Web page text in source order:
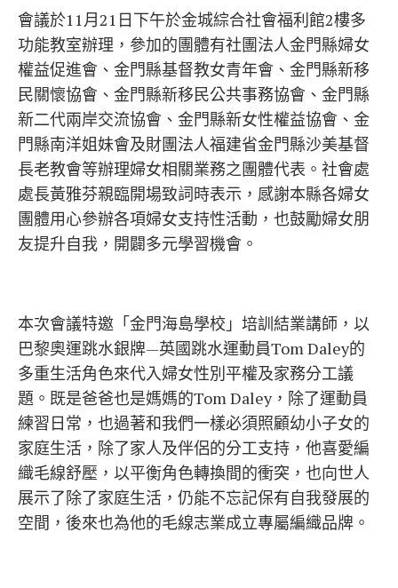
會議於11月21日下午於金城綜合社會福利館2樓多
功能教室辦理，參加的團體有社團法人金門縣婦女
權益促進會、金門縣基督教女青年會、金門縣新移
民關懷協會、金門縣新移民公共事務協會、金門縣
新二代兩岸交流協會、金門縣新女性權益協會、金
門縣南洋姐妹會及財團法人福建省金門縣沙美基督
長老教會等辦理婦女相關業務之團體代表。社會處
處長黃雅芬親臨開場致詞時表示，感謝本縣各婦女
團體用心參辦各項婦女支持性活動，也鼓勵婦女朋
友提升自我，開闢多元學習機會。
本次會議特邀「金門海島學校」培訓結業講師，以
巴黎奧運跳水銀牌—英國跳水運動員Tom Daley的
多重生活角色來代入婦女性別平權及家務分工議
題。既是爸爸也是媽媽的Tom Daley，除了運動員
練習日常，也過著和我們一樣必須照顧幼小子女的
家庭生活，除了家人及伴侶的分工支持，他喜愛編
織毛線舒壓，以平衡角色轉換間的衝突，也向世人
展示了除了家庭生活，仍能不忘記保有自我發展的
空間，後來也為他的毛線志業成立專屬編織品牌。